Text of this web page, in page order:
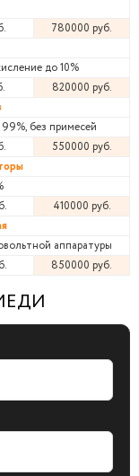
780000 руб.
до 10%
820000 руб.
без примесей
550000 руб.
410000 руб.
аппаратуры
850000 руб.